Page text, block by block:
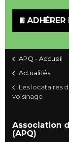
APQ - Accueil
Actualités
Les locataires
voisinage
Association
(APQ)